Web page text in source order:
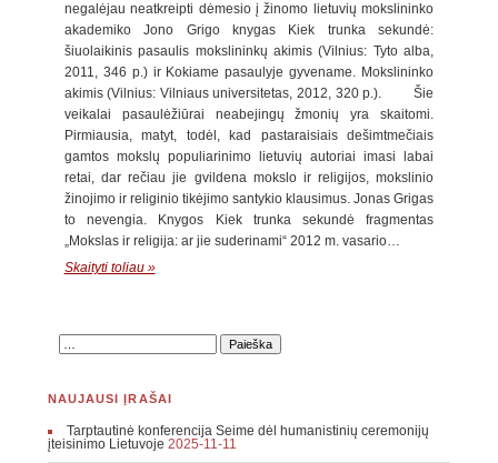
negalėjau neatkreipti dėmesio į žinomo lietuvių mokslininko
akademiko Jono Grigo knygas Kiek trunka sekundė:
šiuolaikinis pasaulis mokslininkų akimis (Vilnius: Tyto alba,
2011, 346 p.) ir Kokiame pasaulyje gyvename. Mokslininko
akimis (Vilnius: Vilniaus universitetas, 2012, 320 p.). Šie
veikalai pasaulėžiūrai neabejingų žmonių yra skaitomi.
Pirmiausia, matyt, todėl, kad pastaraisiais dešimtmečiais
gamtos mokslų populiarinimo lietuvių autoriai imasi labai
retai, dar rečiau jie gvildena mokslo ir religijos, mokslinio
žinojimo ir religinio tikėjimo santykio klausimus. Jonas Grigas
to nevengia. Knygos Kiek trunka sekundė fragmentas
„Mokslas ir religija: ar jie suderinami“ 2012 m. vasario…
Skaityti toliau »
NAUJAUSI ĮRAŠAI
Tarptautinė konferencija Seime dėl humanistinių ceremonijų
įteisinimo Lietuvoje 2025-11-11